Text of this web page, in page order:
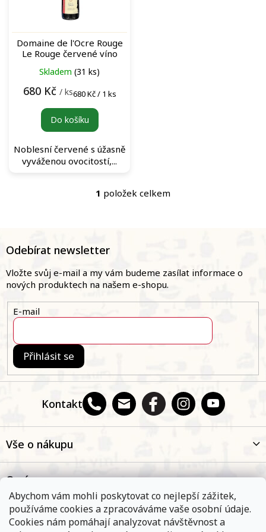
Abychom vám mohli poskytovat co nejlepší zážitek,
používáme cookies a zpracováváme vaše osobní údaje.
Cookies nám pomáhají analyzovat návštěvnost a
o Domaine de l'Ocre Rouge
Le Rouge červené víno
Skladem (31 ks)
680 Kč / ksMěrná
680 Kč / 1 ks
Do košíku
Noblesní červené s úžasně
vyváženou ovocitostí,...
O
í
p
r
k
v
i
u
1 položek celkem
a
Kontakt
Odebírat newsletter
Vložte svůj e-mail a my vám budeme zasílat informace o
nových produktech na našem e-shopu.
E-mail
Přihlásit se
Vše o nákupu
O nás
Oblíbené kategorie